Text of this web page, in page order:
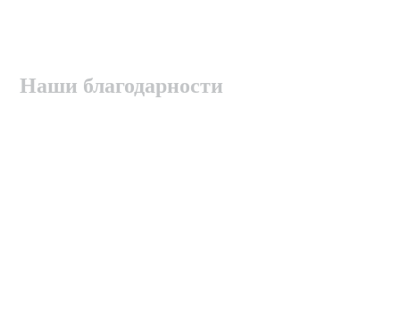
Наши благодарности